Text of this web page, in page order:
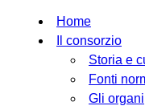
Home
Il consorzio
Storia e
Fonti
Gli organi